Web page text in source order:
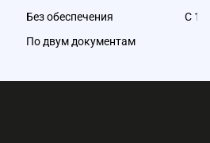
Без обеспечения
По двум документам
С 18